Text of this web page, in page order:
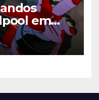
em